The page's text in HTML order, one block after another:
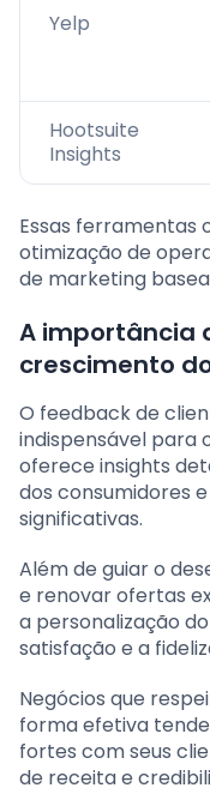
Yelp
Hootsuite
Insights
Essas
otimização de
de marketing
A importância
crescimento
O feedback de
indispensável para
oferece insights
dos consumidores
significativas.
Além de guiar o
e renovar ofertas
a personalização
satisfação e a
Negócios que
forma efetiva
fortes com seus
de receita e